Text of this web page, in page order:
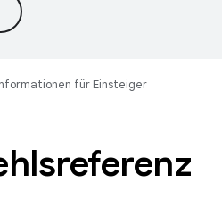
für Einsteiger